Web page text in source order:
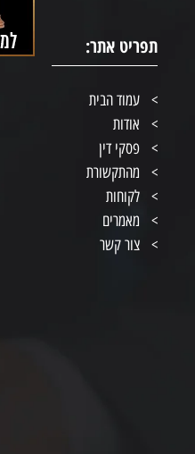
תפריט אתר:
עמוד הבית
אודות
פסקי דין
מהתקשורת
לקוחות
מאמרים
צור קשר